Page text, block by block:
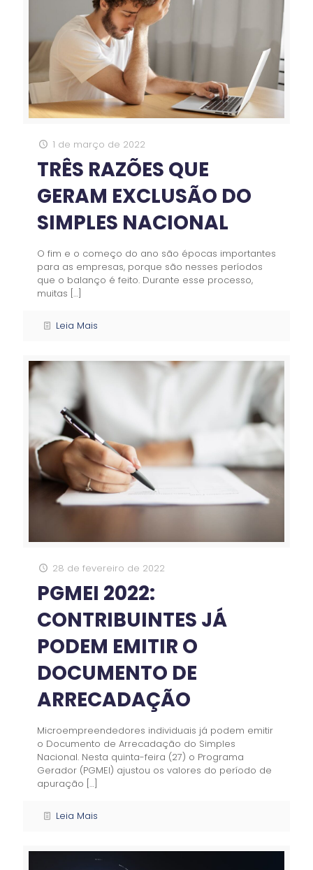
1 de março de 2022
TRÊS RAZÕES QUE
GERAM EXCLUSÃO DO
SIMPLES NACIONAL
O fim e o começo do ano são épocas importantes
para as empresas, porque são nesses períodos
que o balanço é feito. Durante esse processo,
muitas […]
Leia Mais
28 de fevereiro de 2022
PGMEI 2022:
CONTRIBUINTES JÁ
PODEM EMITIR O
DOCUMENTO DE
ARRECADAÇÃO
Microempreendedores individuais já podem emitir
o Documento de Arrecadação do Simples
Nacional. Nesta quinta-feira (27) o Programa
Gerador (PGMEI) ajustou os valores do período de
apuração […]
Leia Mais